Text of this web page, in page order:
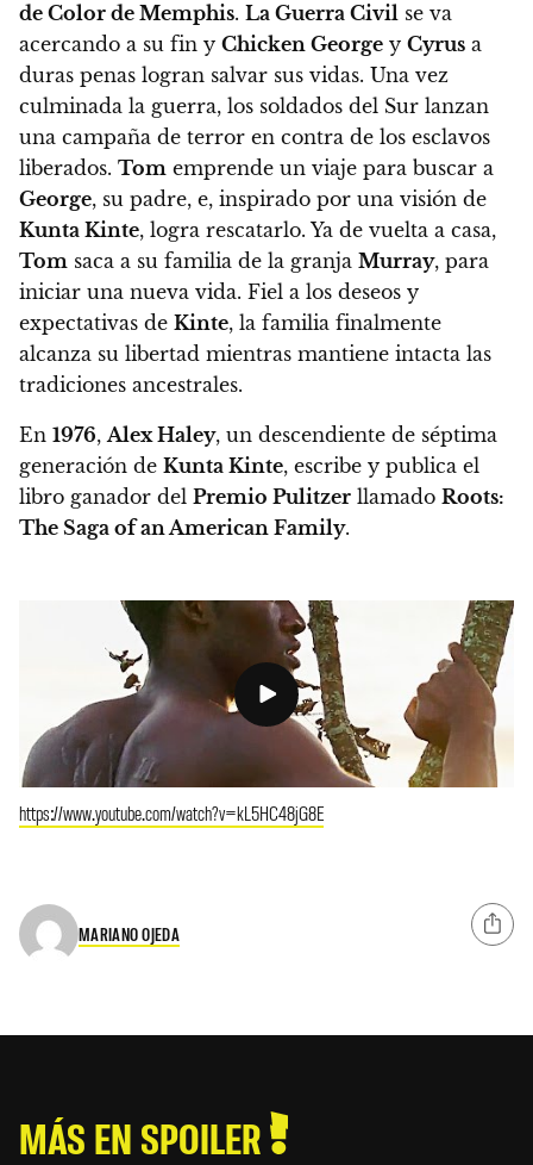
de Color de Memphis. La Guerra Civil se va
acercando a su fin y Chicken George y Cyrus a
duras penas logran salvar sus vidas. Una vez
culminada la guerra, los soldados del Sur lanzan
una campaña de terror en contra de los esclavos
liberados. Tom emprende un viaje para buscar a
George, su padre, e, inspirado por una visión de
Kunta Kinte, logra rescatarlo. Ya de vuelta a casa,
Tom saca a su familia de la granja Murray, para
iniciar una nueva vida. Fiel a los deseos y
expectativas de Kinte, la familia finalmente
alcanza su libertad mientras mantiene intacta las
tradiciones ancestrales.
En 1976,Alex Haley, un descendiente de séptima
generación de Kunta Kinte, escribe y publica el
libro ganador del Premio Pulitzer llamado Roots:
The Saga of an American Family.
https://www.youtube.com/watch?v=kL5HC48jG8E
MARIANO OJEDA
MÁS EN SPOILER